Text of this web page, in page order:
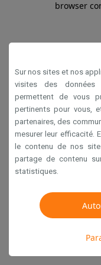
browser
Sur nos sites et nos
visites des données
permettent de vous
pertinents pour vous,
partenaires, des
mesurer leur efficacité.
le contenu de nos
partage de contenu
statistiques.